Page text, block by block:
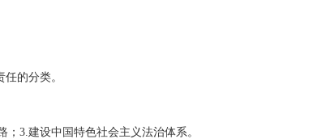
的分类。
3.建设中国特色社会主义法治体系。